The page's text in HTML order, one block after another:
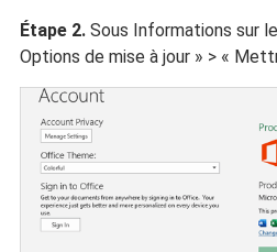
Étape 2.Sous Informations sur
Options de mise à jour » > «